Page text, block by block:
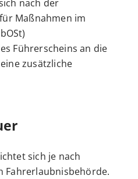
nach der
Maßnahmen im
Führerscheins an die
zusätzliche
sich je nach
Fahrerlaubnisbehörde.